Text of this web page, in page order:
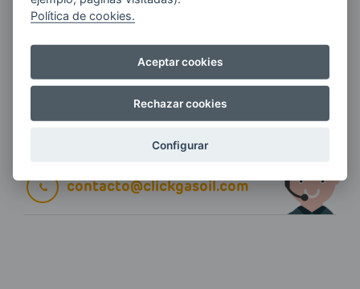
Quiero recibir las últimas novedades de AVIA
ENERGIAS por cualquier medio, incluido
electrónico.Más información
pedido escríbenos a:
contacto@clickgasoil.com
Política de cookies.
Aceptar cookies
Rechazar cookies
Configurar